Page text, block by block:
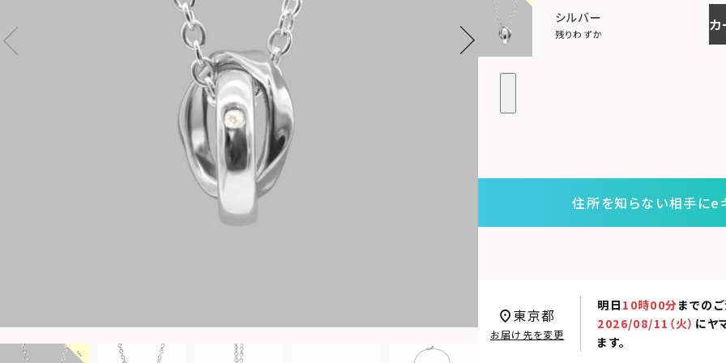
シルバー
残りわずか
住所を知らない相手にe
明日 10時00分までの
2026/08/11（火） にヤ
ます。
東京都
お届け先を変更